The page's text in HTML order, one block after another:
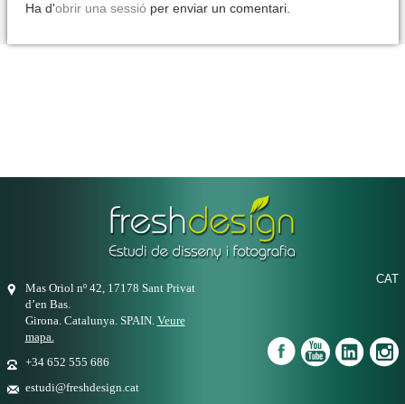
Ha d'obrir una sessió per enviar un comentari.
Mas Oriol nº 42, 17178 Sant Privat
d’en Bas.
Girona. Catalunya. SPAIN. Veure
mapa.
+34 652 555 686
estudi@freshdesign.cat
CAT